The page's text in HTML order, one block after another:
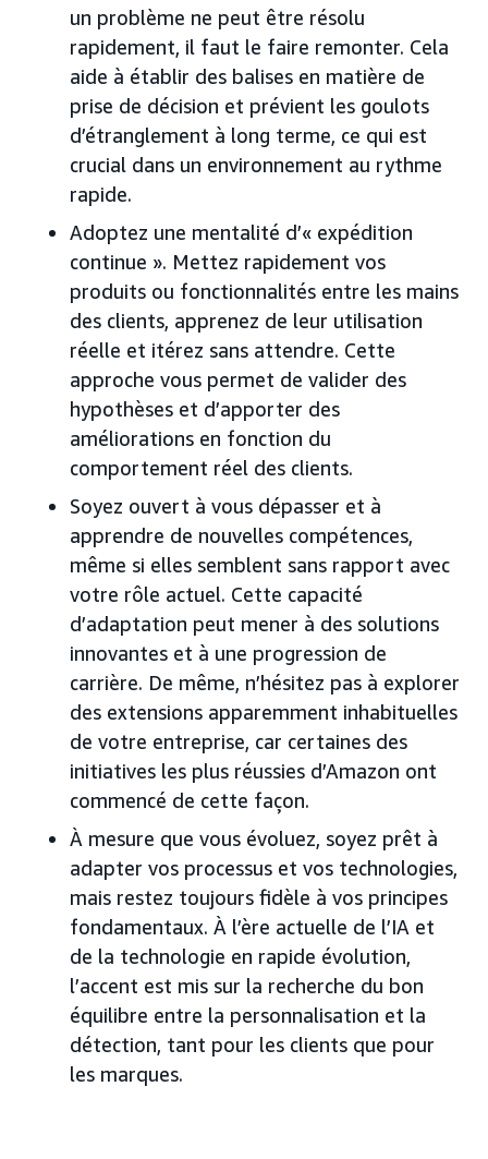
un problème ne peut être résolu
rapidement, il faut le faire remonter. Cela
aide à établir des balises en matière de
prise de décision et prévient les goulots
d’étranglement à long terme, ce qui est
crucial dans un environnement au rythme
rapide.
Adoptez une mentalité d’« expédition
continue ». Mettez rapidement vos
produits ou fonctionnalités entre les mains
des clients, apprenez de leur utilisation
réelle et itérez sans attendre. Cette
approche vous permet de valider des
hypothèses et d’apporter des
améliorations en fonction du
comportement réel des clients.
Soyez ouvert à vous dépasser et à
apprendre de nouvelles compétences,
même si elles semblent sans rapport avec
votre rôle actuel. Cette capacité
d’adaptation peut mener à des solutions
innovantes et à une progression de
carrière. De même, n’hésitez pas à explorer
des extensions apparemment inhabituelles
de votre entreprise, car certaines des
initiatives les plus réussies d’Amazon ont
commencé de cette façon.
À mesure que vous évoluez, soyez prêt à
adapter vos processus et vos technologies,
mais restez toujours fidèle à vos principes
fondamentaux. À l’ère actuelle de l’IA et
de la technologie en rapide évolution,
l’accent est mis sur la recherche du bon
équilibre entre la personnalisation et la
détection, tant pour les clients que pour
les marques.